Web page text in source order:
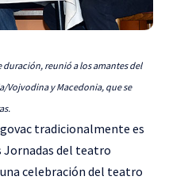
duración, reunió a los amantes del
Vojvodina y Macedonia, que se
tradicionalmente es
del teatro
celebración del teatro